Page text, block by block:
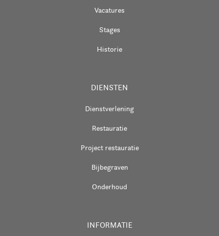
Vacatures
Stages
Historie
DIENSTEN
Dienstverlening
Restauratie
Project restauratie
Bijbegraven
Onderhoud
INFORMATIE